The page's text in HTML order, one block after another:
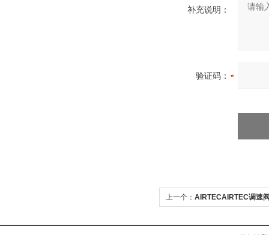
补充说明：
验证码：
上一个： AIRTECAIRTEC调速